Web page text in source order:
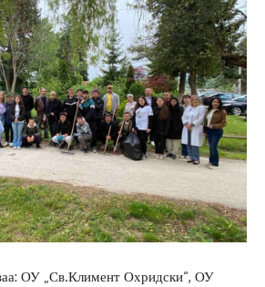
ОУ „Св.Климент Охридски“, ОУ